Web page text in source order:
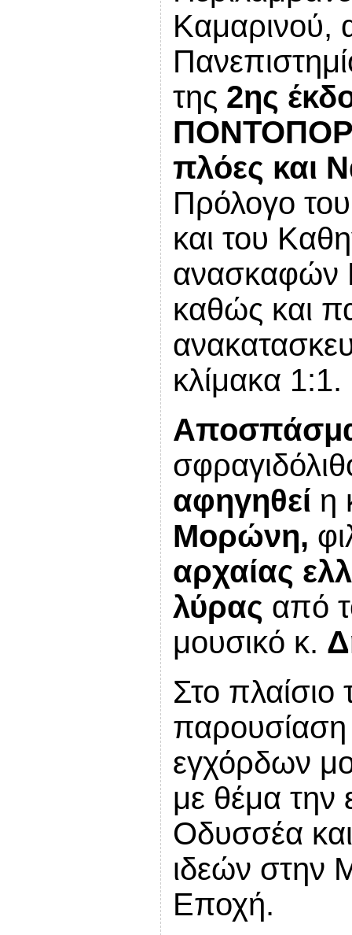
Καμαρινού,
της 2ης
πλόες και
Πρόλογο
και του
ανασκαφών
καθώς και
κλίμακα 1:1.
αφηγηθεί η
Μορώνη,
αρχαίας
λύρας από
μουσικό κ.
Στο πλαίσιο
παρουσίαση
εγχόρδων
με θέμα την
Οδυσσέα
ιδεών στην
Εποχή.